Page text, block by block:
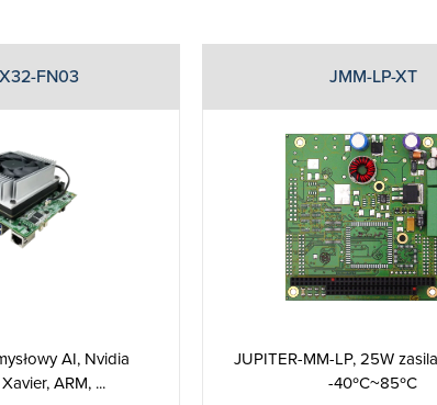
FN03
AI, Nvidia
ARM, ...
JMM-LP-XT
JUPITER-MM-LP, 25W
-40ºC~85ºC